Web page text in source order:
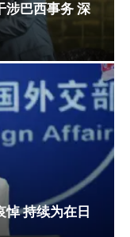
涉巴西事务 深
悼 持续为在日